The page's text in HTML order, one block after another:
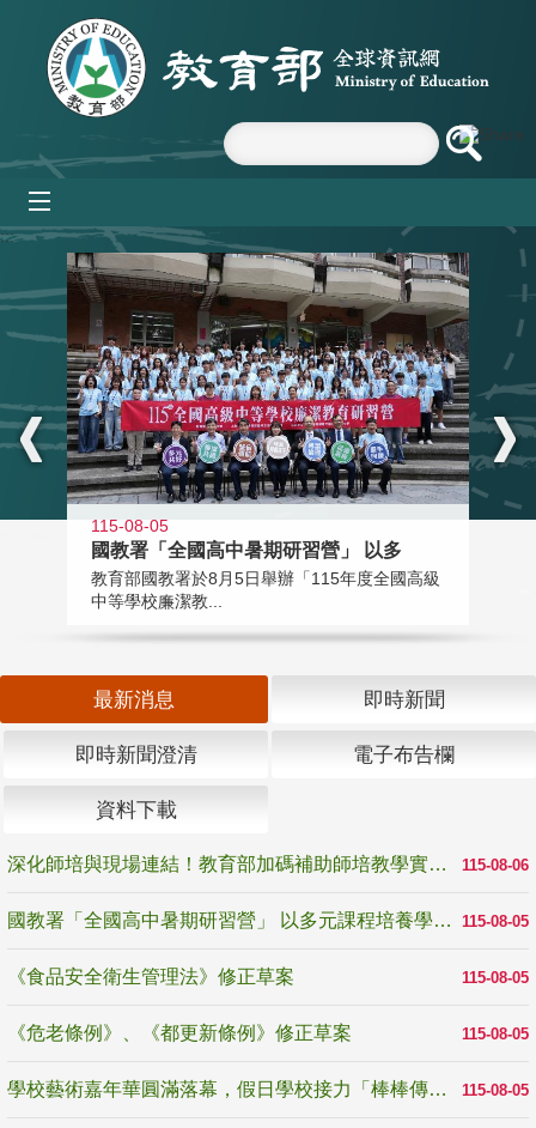
跳到主要內容區塊
:::
115-08-05
國教署「全國高中暑期研習營」 以多
教育部國教署於8月5日舉辦「115年度全國高級
中等學校廉潔教...
最新消息 即時新聞
即時新聞澄清 電子布告欄
資料下載
115-08-06
深化師培與現場連結！教育部加碼補助師培教學實踐研究 10月師培國際研討會交流教學實踐經驗
115-08-05
國教署「全國高中暑期研習營」 以多元課程培養學生瞭解誠信專業與倫理價值
115-08-05
《食品安全衛生管理法》修正草案
115-08-05
《危老條例》、《都更新條例》修正草案
115-08-05
學校藝術嘉年華圓滿落幕，假日學校接力「棒棒傳美感」